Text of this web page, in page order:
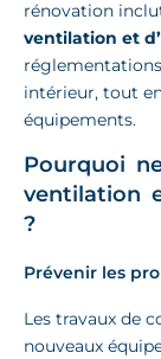
rénovation
ventilation et
intérieur, tout
équipements.
Pourquoi
ventilation
?
Prévenir les
Les travaux de
nouveaux